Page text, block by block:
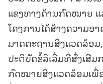
ແຂງທາງດ້ານກົດໝາຍ
ໂຄງການໄດ້ສ້າງຄວາມອ
ມາດຕະຖານສິ່ງແວດລ້ອ
ປະຕິບັດຂໍ້ລິເລີ່ມທີ່ສົ່ງເສີມ
ກົດໝາຍສິ່ງແວດລ້ອມເພື່